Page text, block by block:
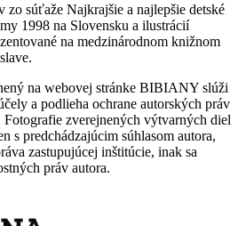
súťaže Najkrajšie a najlepšie detské
1998 na Slovensku a ilustrácií
na medzinárodnom knižnom
na webovej stránke BIBIANY slúži
a podlieha ochrane autorských práv
zverejnených výtvarných diel
s predchádzajúcim súhlasom autora,
zastupujúcej inštitúcie, inak sa
práv autora.